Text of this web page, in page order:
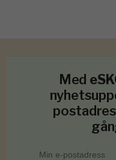
Med